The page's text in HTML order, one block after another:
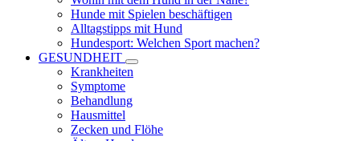
Hunde mit Spielen beschäftigen
Alltagstipps mit Hund
Hundesport: Welchen Sport machen?
GESUNDHEIT
Krankheiten
Symptome
Behandlung
Hausmittel
Zecken und Flöhe